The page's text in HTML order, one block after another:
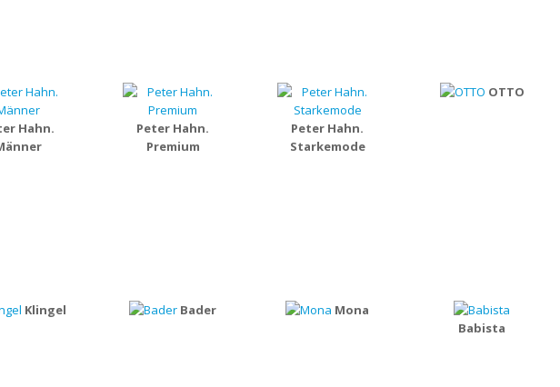
Hahn.
Peter Hahn.
Premium
Peter Hahn.
Starkemode
OTTO
Klingel Bader
Mona
Babista